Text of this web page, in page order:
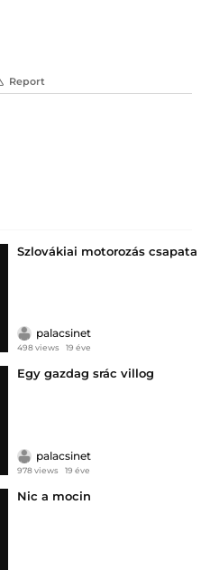
Report
Szlovákiai motorozás csapata
palacsinet
498 views 19 éve
Egy gazdag srác villog
palacsinet
978 views 19 éve
Nic a mocin